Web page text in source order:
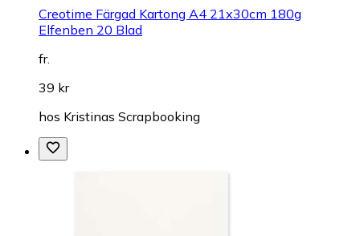
Creotime Färgad Kartong A4 21x30cm 180g
Elfenben 20 Blad
fr.
39 kr
hos Kristinas Scrapbooking